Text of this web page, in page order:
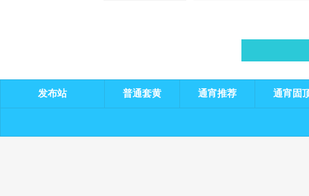
发布站 普通套黄 通宵推荐 通宵固